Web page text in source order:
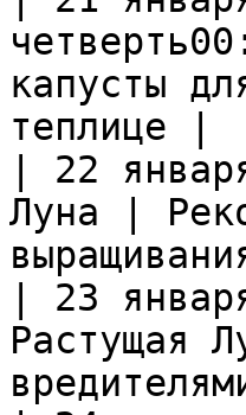
капусты
теплице |
| 22
Луна |
| 23
Растущая